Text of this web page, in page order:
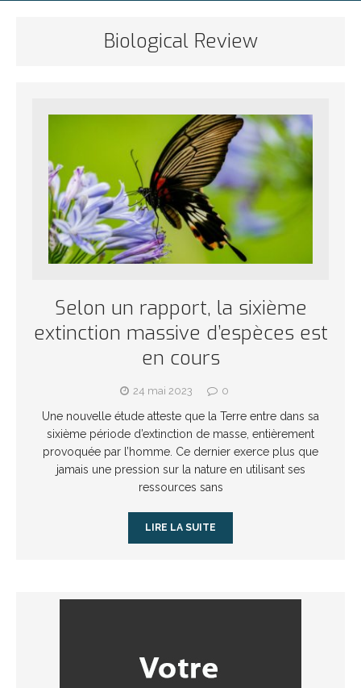
Biological Review
Selon un rapport, la sixième
extinction massive d’espèces est
en cours
24 mai 2023 0
Une nouvelle étude atteste que la Terre entre dans sa
sixième période d’extinction de masse, entièrement
provoquée par l’homme. Ce dernier exerce plus que
jamais une pression sur la nature en utilisant ses
ressources sans
LIRE LA SUITE